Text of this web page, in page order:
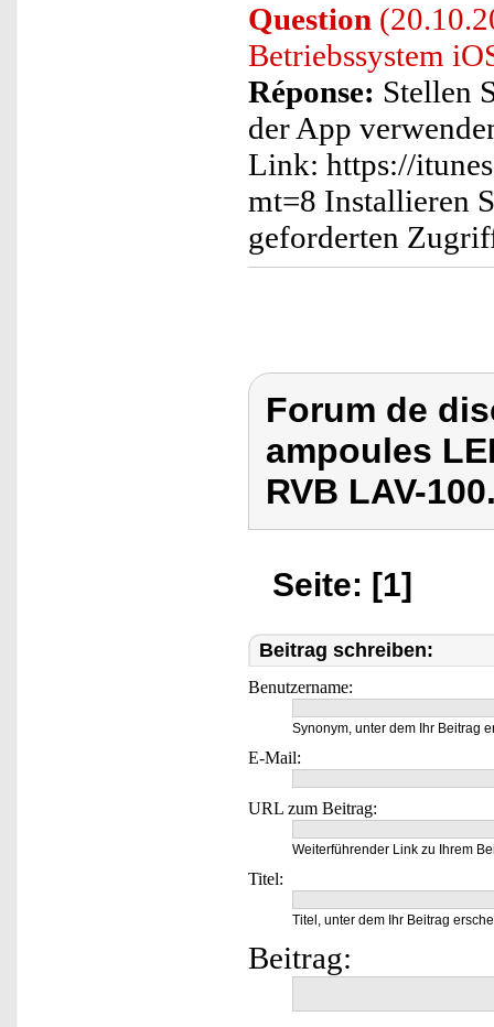
Question
Betriebssystem
Réponse: Stellen
der App
Link: https://
mt=8 Installieren
geforderten
Forum de
ampoules
RVB LAV-
Seite: [1]
Beitrag schreiben:
Benutzername:
Synonym, unter dem Ihr Beitrag
E-Mail:
URL zum Beitrag:
Weiterführender Link zu Ihrem
Titel:
Titel, unter dem Ihr Beitrag
Beitrag: